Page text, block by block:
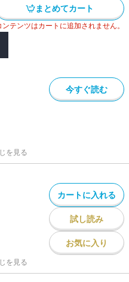
まとめてカート
テンツはカートに追加されません。
今すぐ読む
を見る
カートに入れる
試し読み
お気に入り
を見る